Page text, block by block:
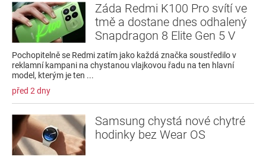
Záda Redmi K100 Pro svítí ve
tmě a dostane dnes odhalený
Snapdragon 8 Elite Gen 5 V
Pochopitelně se Redmi zatím jako každá značka soustředilo v
reklamní kampani na chystanou vlajkovou řadu na ten hlavní
model, kterým je ten ...
před 2 dny
Samsung chystá nové chytré
hodinky bez Wear OS